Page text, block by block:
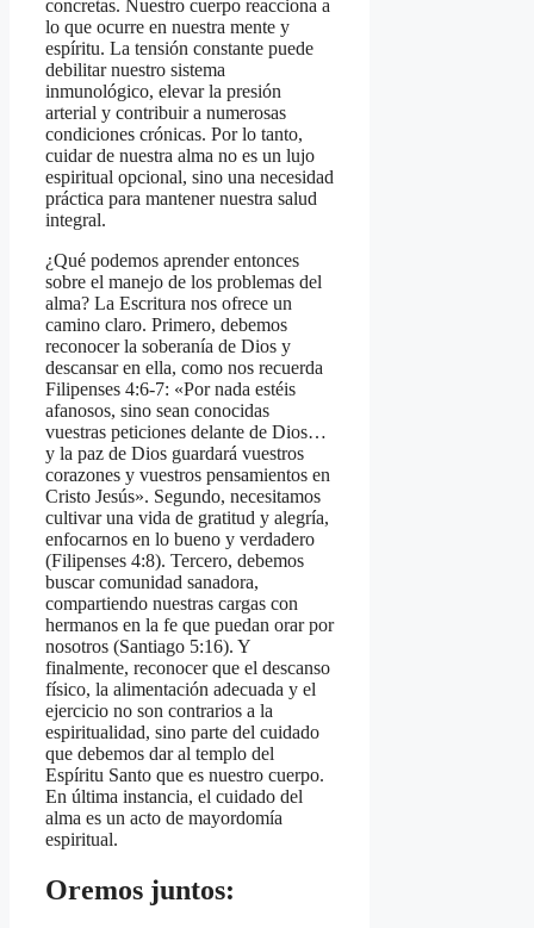
concretas. Nuestro cuerpo reacciona a
lo que ocurre en nuestra mente y
espíritu. La tensión constante puede
debilitar nuestro sistema
inmunológico, elevar la presión
arterial y contribuir a numerosas
condiciones crónicas. Por lo tanto,
cuidar de nuestra alma no es un lujo
espiritual opcional, sino una necesidad
práctica para mantener nuestra salud
integral.
¿Qué podemos aprender entonces
sobre el manejo de los problemas del
alma? La Escritura nos ofrece un
camino claro. Primero, debemos
reconocer la soberanía de Dios y
descansar en ella, como nos recuerda
Filipenses 4:6-7: «Por nada estéis
afanosos, sino sean conocidas
vuestras peticiones delante de Dios…
y la paz de Dios guardará vuestros
corazones y vuestros pensamientos en
Cristo Jesús». Segundo, necesitamos
cultivar una vida de gratitud y alegría,
enfocarnos en lo bueno y verdadero
(Filipenses 4:8). Tercero, debemos
buscar comunidad sanadora,
compartiendo nuestras cargas con
hermanos en la fe que puedan orar por
nosotros (Santiago 5:16). Y
finalmente, reconocer que el descanso
físico, la alimentación adecuada y el
ejercicio no son contrarios a la
espiritualidad, sino parte del cuidado
que debemos dar al templo del
Espíritu Santo que es nuestro cuerpo.
En última instancia, el cuidado del
alma es un acto de mayordomía
espiritual.
Oremos juntos: